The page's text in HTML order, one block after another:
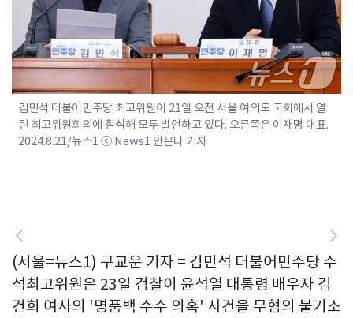
김민석 더불어민주당 최고위원이 21일 오전 서울 여의도 국회에서 열
린 최고위원회의에 참석해 모두 발언하고 있다. 오른쪽은 이재명 대표.
2024.8.21/뉴스1 ⓒ News1 안은나 기자
(서울=뉴스1) 구교운 기자 = 김민석 더불어민주당 수
석최고위원은 23일 검찰이 윤석열 대통령 배우자 김
건희 여사의 '명품백 수수 의혹' 사건을 무혐의 불기소